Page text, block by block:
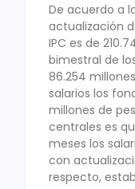
De acuerdo a
actualización
IPC es de
bimestral de
86.254
salarios los
millones de
centrales es
meses los
con
respecto,